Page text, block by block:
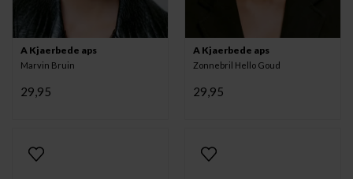
A Kjaerbede aps
Marvin Bruin
29,95
A Kjaerbede aps
Zonnebril Hello Goud
29,95